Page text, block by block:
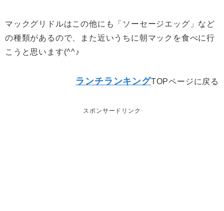
マックグリドルはこの他にも「ソーセージエッグ」など
の種類があるので、また近いうちに朝マックを食べに行
こうと思います(^^♪
ランチランキングTOPページに戻る
スポンサードリンク